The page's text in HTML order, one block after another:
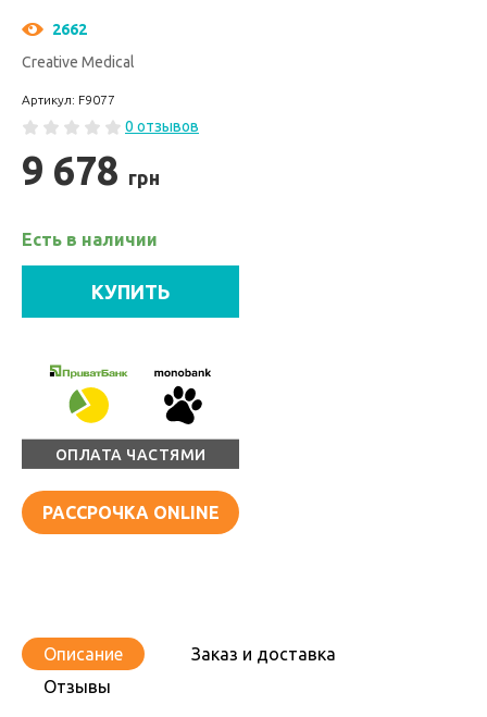
2662
Creative Medical
Артикул: F9077
0 отзывов
9 678 грн
Есть в наличии
КУПИТЬ
ОПЛАТА ЧАСТЯМИ
РАССРОЧКА ONLINE
Описание
Заказ и доставка
Отзывы